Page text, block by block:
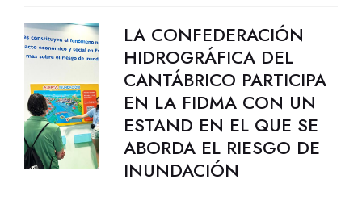
LA CONFEDERACIÓN
HIDROGRÁFICA DEL
CANTÁBRICO PARTICIPA
EN LA FIDMA CON UN
ESTAND EN EL QUE SE
ABORDA EL RIESGO DE
INUNDACIÓN